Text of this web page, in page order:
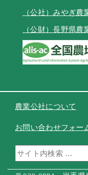
（公社）みやぎ農
（公財）長野県農
農業公社について
お問い合わせフォー